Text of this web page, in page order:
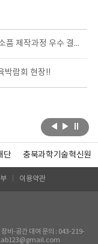
3D프린터 메이커 클래스 일상소품 제작과정 우수 결과물 공개!
박람회 현장!!
단 충북과학기술혁신원
이용약관
비-공간 대여 문의 : 043-219-